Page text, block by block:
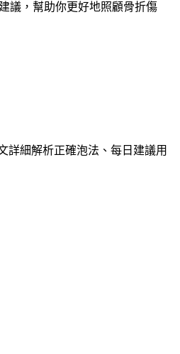
議，幫助你更好地照顧骨折傷
詳細解析正確泡法、每日建議用